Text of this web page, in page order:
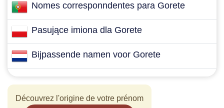
Nomes corresponndentes para Gorete
Pasujące imiona dla Gorete
Bijpassende namen voor Gorete
Découvrez l'origine de votre prénom